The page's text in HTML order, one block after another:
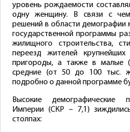
уровень рождаемости
одну женщину. В связи с
решений в области демографии
государственной программы
жилищного строительства,
переезд жителей
пригороды, а также в малые
средние (от 50 до 100 тыс.
подробно о данной программе
Высокие демографические
Империи (СКР – 7,1)
столпах: